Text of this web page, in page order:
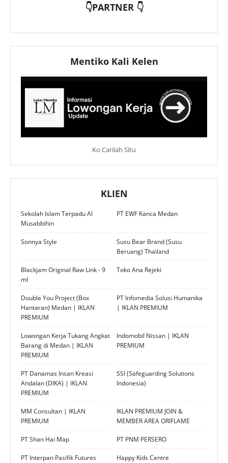
👇PARTNER 👇
Mentiko Kali Kelen
Ko Carilah Situ
KLIEN
Sekolah Islam Terpadu Al
Musabbihin
PT EWF Kanca Medan
Sonnya Style
Susu Bear Brand (Susu
Beruang) Thailand
Blackjam Original Raw Link - 9
ml
Toko Ana Rejeki
Double You Project (Box
Hantaran) Medan | IKLAN
PREMIUM
PT Infomedia Solusi Humanika
| IKLAN PREMIUM
Lowongan Kerja Tukang Angkat
Barang di Medan | IKLAN
PREMIUM
Indomobil Nissan | IKLAN
PREMIUM
PT Danamas Insan Kreasi
Andalan (DIKA) | IKLAN
PREMIUM
SSI (Safeguarding Solutions
Indonesia)
MM Consultan | IKLAN
PREMIUM
IKLAN PREMIUM JOIN &
MEMBER AREA ORIFLAME
PT Shan Hai Map PT PNM PERSERO
PT Interpan Pasifik Futures Happy Kids Centre